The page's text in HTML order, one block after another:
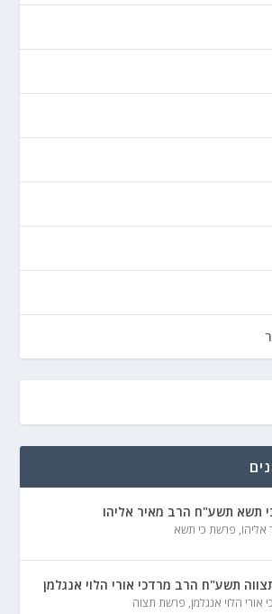
תשא תשע"ח הרב מאיר אליהו
אליהו, פרשת כי תשא
תשע"ח הרב מרדכי אורי הלוי אנגלמן
אורי הלוי אנגלמן, פרשת תצוה